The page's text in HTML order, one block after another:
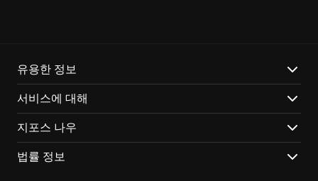
유용한 정보
서비스에 대해
지포스 나우
법률 정보